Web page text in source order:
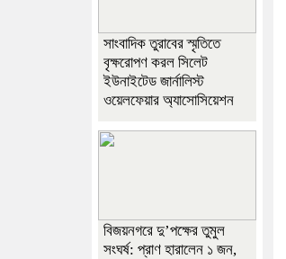
সাংবাদিক তুরাবের স্মৃতিতে
বৃক্ষরোপণ করল সিলেট
ইউনাইটেড জার্নালিস্ট
ওয়েলফেয়ার অ্যাসোসিয়েশন
বিজয়নগরে দু’পক্ষের তুমুল
সংঘর্ষ: প্রাণ হারালেন ১ জন,